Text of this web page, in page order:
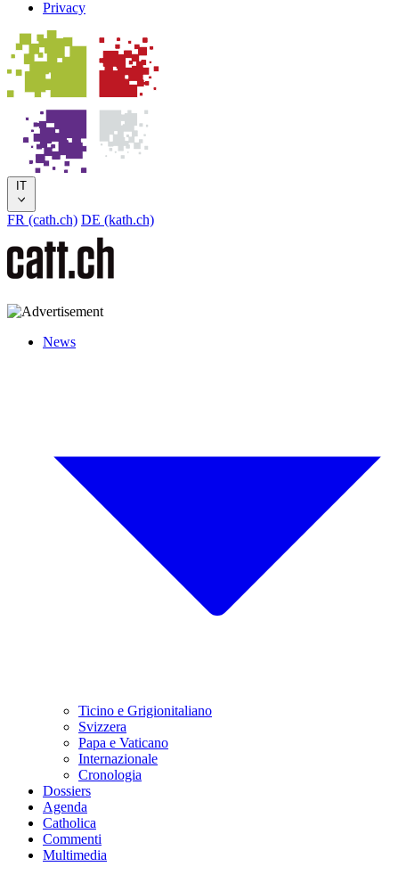
Privacy
IT
FR (cath.ch) DE (kath.ch)
News
Ticino e Grigionitaliano
Svizzera
Papa e Vaticano
Internazionale
Cronologia
Dossiers
Agenda
Catholica
Commenti
Multimedia